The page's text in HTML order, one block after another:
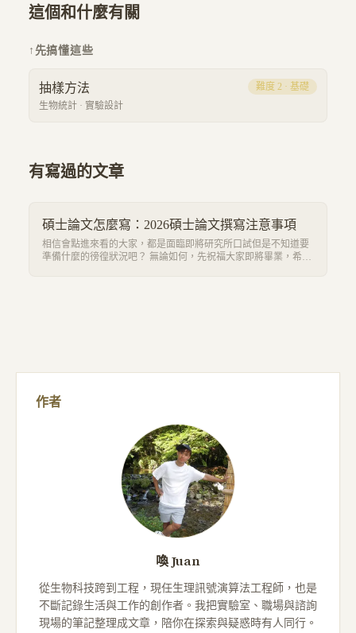
這個和什麼有關
↑ 先搞懂這些
抽樣方法
生物統計 · 實驗設計
難度 2 · 基礎
有寫過的文章
碩士論文怎麼寫：2026碩士論文撰寫注意事項
相信會點進來看的大家，都是面臨即將研究所口試但是不知道要
準備什麼的徬徨狀況吧？ 無論如何，先祝福大家即將畢業，希望
作者
喚 Juan
從生物科技跨到工程，現任生理訊號演算法工程師，也是
不斷記錄生活與工作的創作者。我把實驗室、職場與諮詢
現場的筆記整理成文章，陪你在探索與疑惑時有人同行。